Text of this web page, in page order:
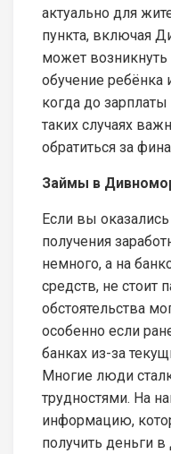
актуально для
пункта, включая
может возникнуть
обучение ребёнка
когда до зарплаты
таких случаях
обратиться за
Займы в
Если вы
получения
немного, а на
средств, не стоит
обстоятельства
особенно если
банках из-за
Многие люди
трудностями. На
информацию,
получить деньги